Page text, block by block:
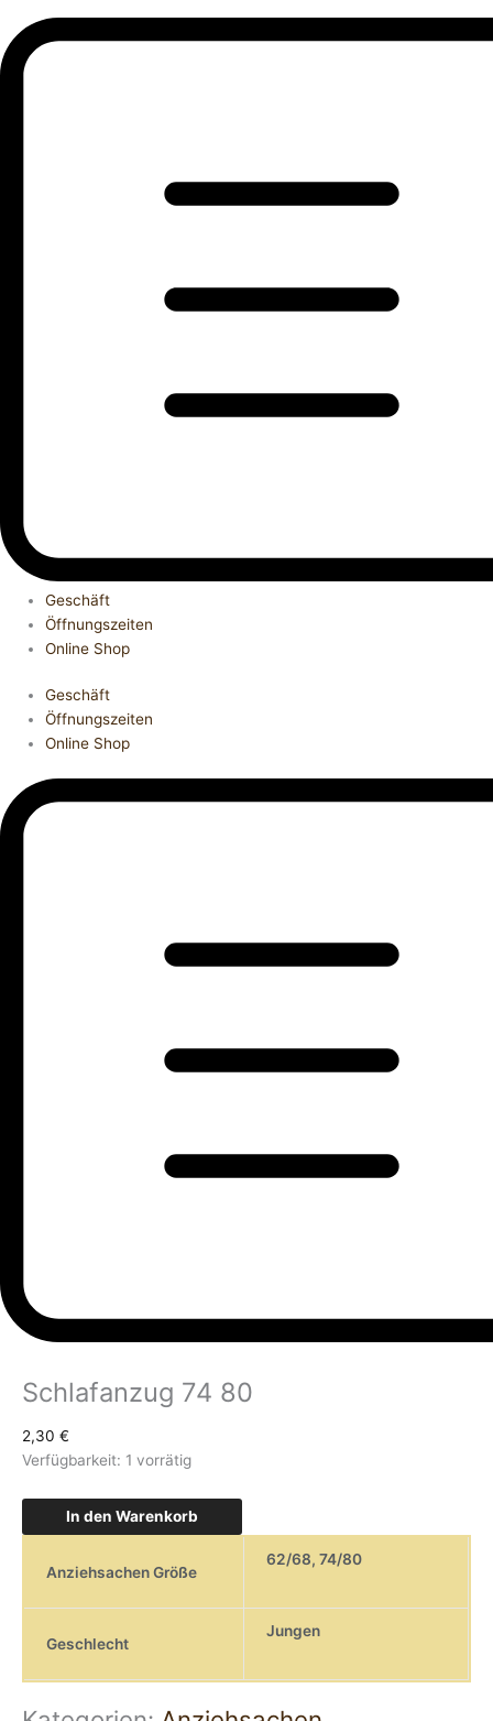
Geschäft
Öffnungszeiten
Online Shop
Geschäft
Öffnungszeiten
Online Shop
Schlafanzug 74 80
2,30 €
Verfügbarkeit: 1 vorrätig
In den Warenkorb
Anziehsachen Größe
62/68, 74/80
Geschlecht
Jungen